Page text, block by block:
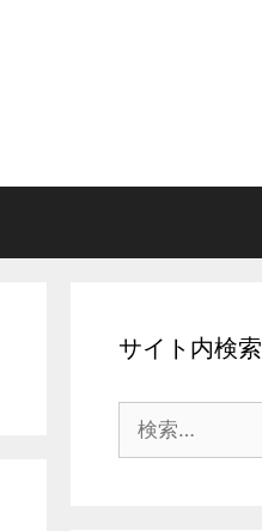
サイト内検索
索: